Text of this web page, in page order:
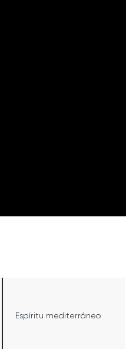
Espíritu mediterráneo